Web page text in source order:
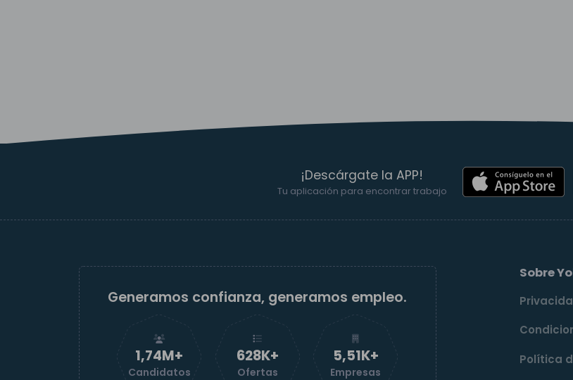
¡Descárgate la APP!
Tu aplicación para encontrar trabajo
Generamos confianza, generamos empleo.
1,74M+
Candidatos
629K+
Ofertas
5,52K+
Empresas
Sobre
Política